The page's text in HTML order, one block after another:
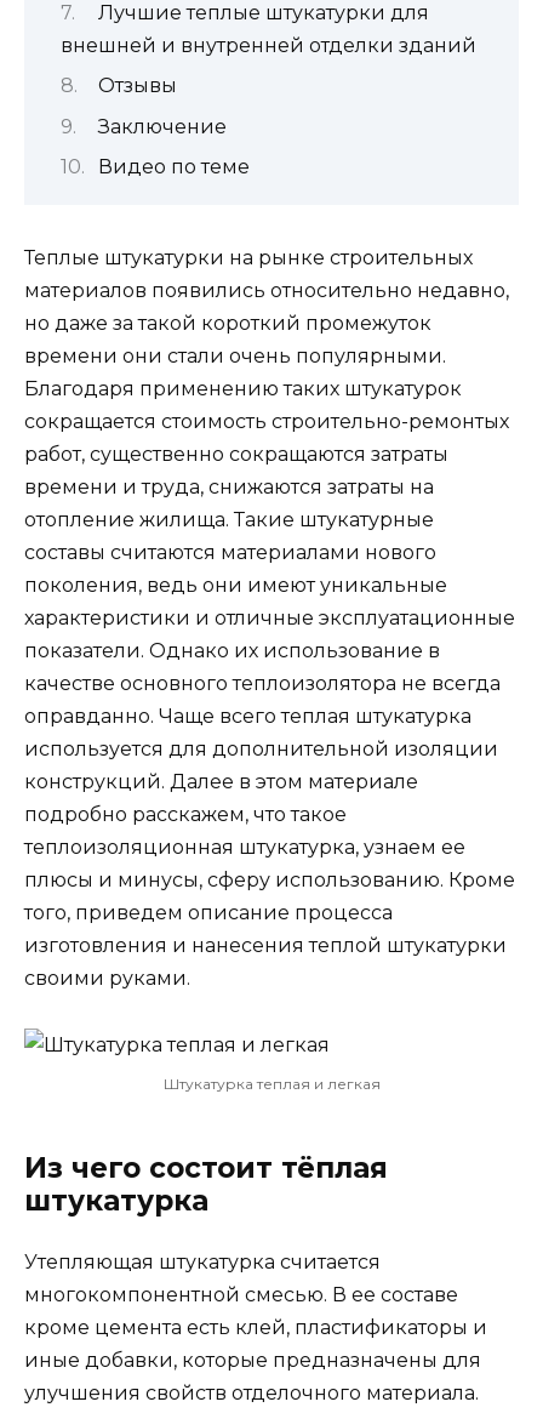
Лучшие теплые штукатурки для
внешней и внутренней отделки зданий
Отзывы
Заключение
Видео по теме
Теплые штукатурки на рынке строительных
материалов появились относительно недавно,
но даже за такой короткий промежуток
времени они стали очень популярными.
Благодаря применению таких штукатурок
сокращается стоимость строительно-ремонтых
работ, существенно сокращаются затраты
времени и труда, снижаются затраты на
отопление жилища. Такие штукатурные
составы считаются материалами нового
поколения, ведь они имеют уникальные
характеристики и отличные эксплуатационные
показатели. Однако их использование в
качестве основного теплоизолятора не всегда
оправданно. Чаще всего теплая штукатурка
используется для дополнительной изоляции
конструкций. Далее в этом материале
подробно расскажем, что такое
теплоизоляционная штукатурка, узнаем ее
плюсы и минусы, сферу использованию. Кроме
того, приведем описание процесса
изготовления и нанесения теплой штукатурки
своими руками.
Штукатурка теплая и легкая
Из чего состоит тёплая
штукатурка
Утепляющая штукатурка считается
многокомпонентной смесью. В ее составе
кроме цемента есть клей, пластификаторы и
иные добавки, которые предназначены для
улучшения свойств отделочного материала.